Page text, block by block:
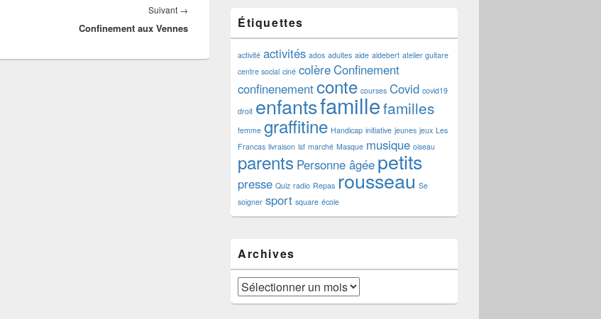
Suivant →
suivant :
Confinement aux Vennes Étiquettes
activité activités ados adultes aide aldebert atelier guitare
centre social ciné colèreConfinement
confinenementconte courses Covid covid19
droit enfantsfamillefamilles
femme graffitine Handicap initiative jeunes jeux Les
Francas livraison lsf marché Masque musique oiseau
parents Personne âgée petits
presse Quiz radio Repas rousseau Se
soigner sport square école
Archives
Archives